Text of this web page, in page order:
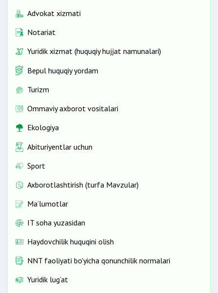
Advokat xizmati
Notariat
Yuridik xizmat (huquqiy hujjat namunalari)
Bepul huquqiy yordam
Turizm
Ommaviy axborot vositalari
Ekologiya
Abituriyentlar uchun
Sport
Axborotlashtirish (turfa Mavzular)
Ma’lumotlar
IT soha yuzasidan
Haydovchilik huquqini olish
NNT faoliyati bo'yicha qonunchilik normalari
Yuridik lug‘at